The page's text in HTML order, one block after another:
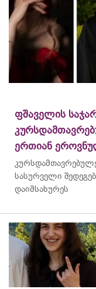
ფშაველის
ერთიან
სასურველი
დაიმსახურეს